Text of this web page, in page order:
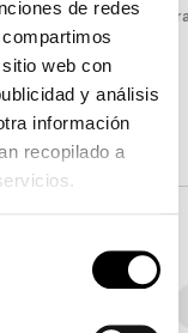
de redes
web con
y análisis
información
recopilado a